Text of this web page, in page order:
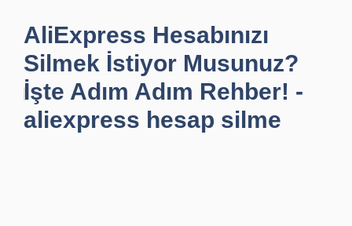
AliExpress Hesabınızı
Silmek İstiyor Musunuz?
İşte Adım Adım Rehber! -
aliexpress hesap silme